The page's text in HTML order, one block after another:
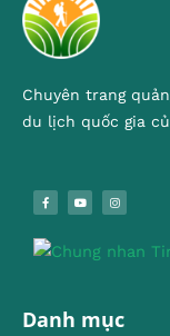
Chuyên trang
du lịch quốc gia
Danh mục